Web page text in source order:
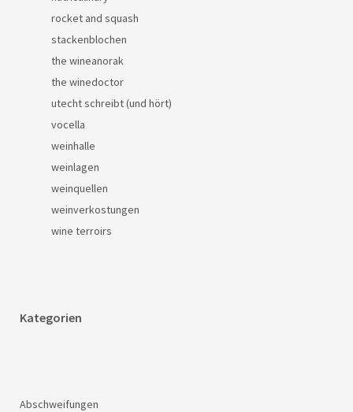
rocket and squash
stackenblochen
the wineanorak
the winedoctor
utecht schreibt (und hört)
vocella
weinhalle
weinlagen
weinquellen
weinverkostungen
wine terroirs
Kategorien
Abschweifungen